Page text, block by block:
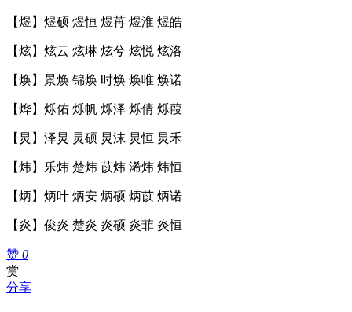
【煜】煜硕 煜恒 煜苒 煜淮 煜皓
【炫】炫云 炫琳 炫兮 炫悦 炫洛
【焕】景焕 锦焕 时焕 焕唯 焕诺
【烨】烁佑 烁帆 烁泽 烁倩 烁葭
【炅】泽炅 炅硕 炅沫 炅恒 炅禾
【炜】乐炜 楚炜 苡炜 浠炜 炜恒
【炳】炳叶 炳安 炳硕 炳苡 炳诺
【炎】俊炎 楚炎 炎硕 炎菲 炎恒
赞 0
赏
分享